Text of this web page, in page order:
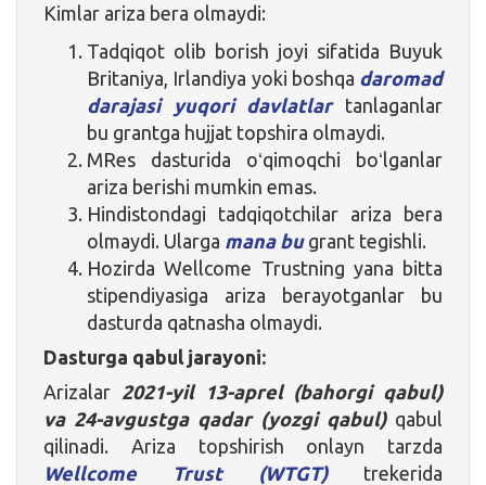
Kimlar ariza bera olmaydi:
Tadqiqot olib borish joyi sifatida Buyuk
Britaniya, Irlandiya yoki boshqa daromad
darajasi yuqori davlatlartanlaganlar
bu grantga hujjat topshira olmaydi.
MRes dasturida oʻqimoqchi boʻlganlar
ariza berishi mumkin emas.
Hindistondagi tadqiqotchilar ariza bera
olmaydi. Ularga mana bugrant tegishli.
Hozirda Wellcome Trustning yana bitta
stipendiyasiga ariza berayotganlar bu
dasturda qatnasha olmaydi.
Dasturga qabul jarayoni:
Arizalar 2021-yil 13-aprel (bahorgi qabul)
va 24-avgustga qadar (yozgi qabul)qabul
qilinadi. Ariza topshirish onlayn tarzda
Wellcome Trust (WTGT)trekerida